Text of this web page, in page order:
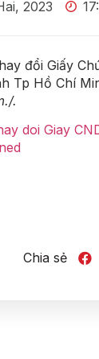
2023
đổi Giấy
Tp Hồ Chí
.
doi Giay
Chia sẻ